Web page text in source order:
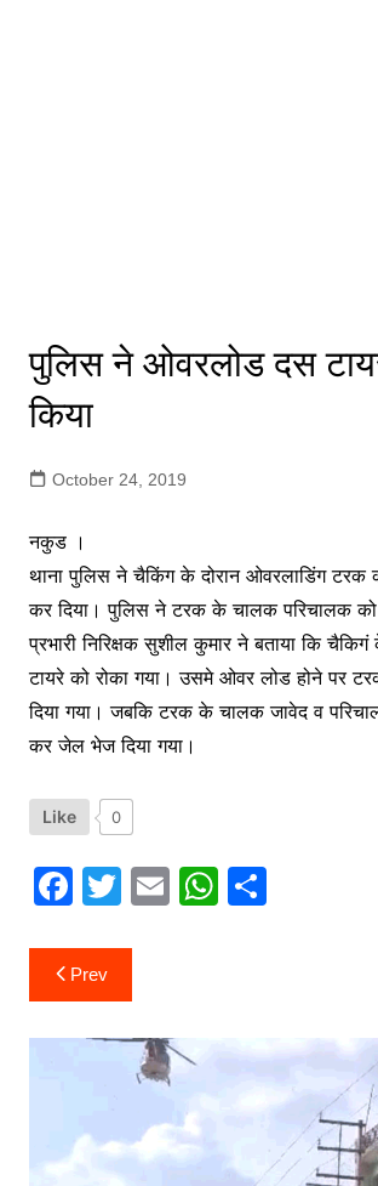
पुलिस ने ओवरलोड दस
किया
October 24, 2019
नकुड ।
थाना पुलिस ने चैकिंग के दोरान ओवरलाडिंग
कर दिया। पुलिस ने टरक के चालक परिचालक
प्रभारी निरिक्षक सुशील कुमार ने बताया कि
टायरे को रोका गया। उसमे ओवर लोड होने पर
दिया गया। जबकि टरक के चालक जावेद व
कर जेल भेज दिया गया।
Like 0
F
c
e
b
k
T
itt
er
E W
A
p
S
Post
navigation
Prev